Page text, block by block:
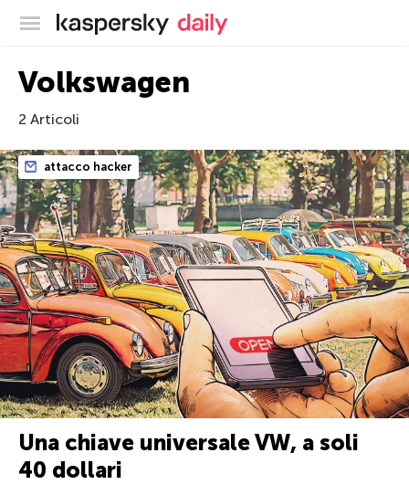
Blog ufficiale di Kaspersky
Volkswagen
2 Articoli
attacco hacker
Una chiave universale VW, a soli
40 dollari